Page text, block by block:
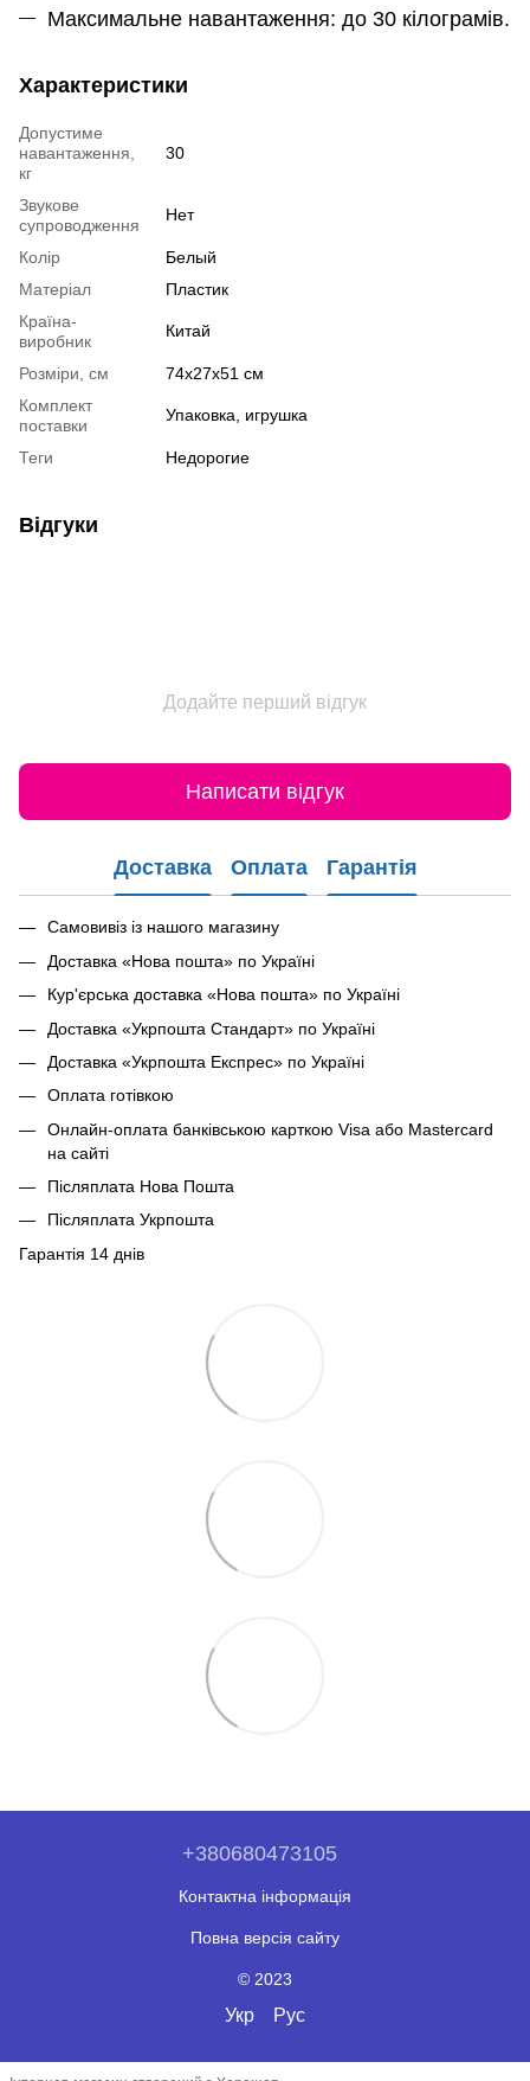
Максимальне навантаження: до 30 кілограмів.
Характеристики
Допустиме
навантаження,
кг
30
Звукове
супроводження
Нет
Колір
Белый
Матеріал
Пластик
Країна-
виробник
Китай
Розміри, см
74х27х51 см
Комплект
поставки
Упаковка, игрушка
Теги Недорогие
Відгуки
Додайте перший відгук
Написати відгук
Доставка Оплата Гарантія
Самовивіз із нашого магазину
Доставка «Нова пошта» по Україні
Кур'єрська доставка «Нова пошта» по Україні
Доставка «Укрпошта Стандарт» по Україні
Доставка «Укрпошта Експрес» по Україні
Оплата готівкою
Онлайн-оплата банківською карткою Visa або Mastercard
на сайті
Післяплата Нова Пошта
Післяплата Укрпошта
Гарантія 14 днів
+380680473105
Контактна інформація
Повна версія сайту
© 2023
Укр Рус